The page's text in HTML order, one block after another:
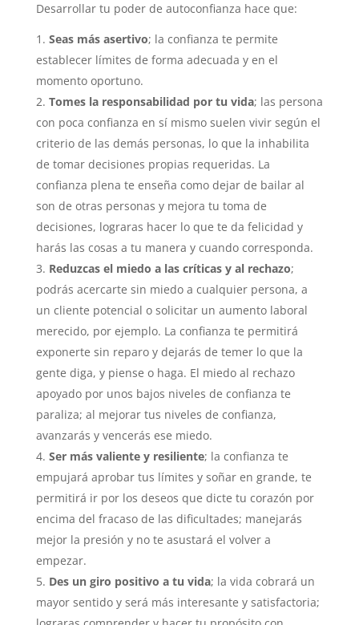
Desarrollar tu poder de autoconfianza hace que:
Seas más asertivo; la confianza te permite
establecer límites de forma adecuada y en el
momento oportuno.
Tomes la responsabilidad por tu vida; las persona
con poca confianza en sí mismo suelen vivir según el
criterio de las demás personas, lo que la inhabilita
de tomar decisiones propias requeridas. La
confianza plena te enseña como dejar de bailar al
son de otras personas y mejora tu toma de
decisiones, lograras hacer lo que te da felicidad y
harás las cosas a tu manera y cuando corresponda.
Reduzcas el miedo a las críticas y al rechazo;
podrás acercarte sin miedo a cualquier persona, a
un cliente potencial o solicitar un aumento laboral
merecido, por ejemplo. La confianza te permitirá
exponerte sin reparo y dejarás de temer lo que la
gente diga, y piense o haga. El miedo al rechazo
apoyado por unos bajos niveles de confianza te
paraliza; al mejorar tus niveles de confianza,
avanzarás y vencerás ese miedo.
Ser más valiente y resiliente; la confianza te
empujará aprobar tus límites y soñar en grande, te
permitirá ir por los deseos que dicte tu corazón por
encima del fracaso de las dificultades; manejarás
mejor la presión y no te asustará el volver a
empezar.
Des un giro positivo a tu vida; la vida cobrará un
mayor sentido y será más interesante y satisfactoria;